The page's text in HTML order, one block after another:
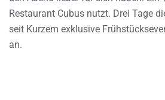
Restaurant Cubus nutzt. Drei Tage
seit Kurzem exklusive
an.